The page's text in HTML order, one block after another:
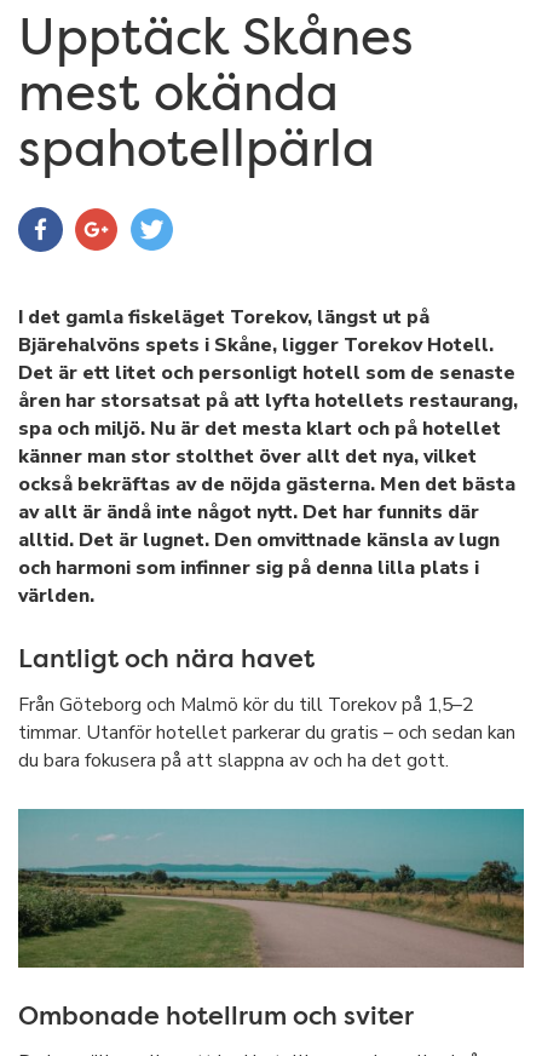
Upptäck Skånes
mest okända
spahotellpärla
I det gamla fiskeläget Torekov, längst ut på
Bjärehalvöns spets i Skåne, ligger Torekov Hotell.
Det är ett litet och personligt hotell som de senaste
åren har storsatsat på att lyfta hotellets restaurang,
spa och miljö. Nu är det mesta klart och på hotellet
känner man stor stolthet över allt det nya, vilket
också bekräftas av de nöjda gästerna. Men det bästa
av allt är ändå inte något nytt. Det har funnits där
alltid. Det är lugnet. Den omvittnade känsla av lugn
och harmoni som infinner sig på denna lilla plats i
världen.
Lantligt och nära havet
Från Göteborg och Malmö kör du till Torekov på 1,5–2
timmar. Utanför hotellet parkerar du gratis – och sedan kan
du bara fokusera på att slappna av och ha det gott.
Ombonade hotellrum och sviter